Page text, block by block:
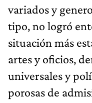
variados y
tipo, no logró
situación más
artes y oficios,
universales y
porosas de